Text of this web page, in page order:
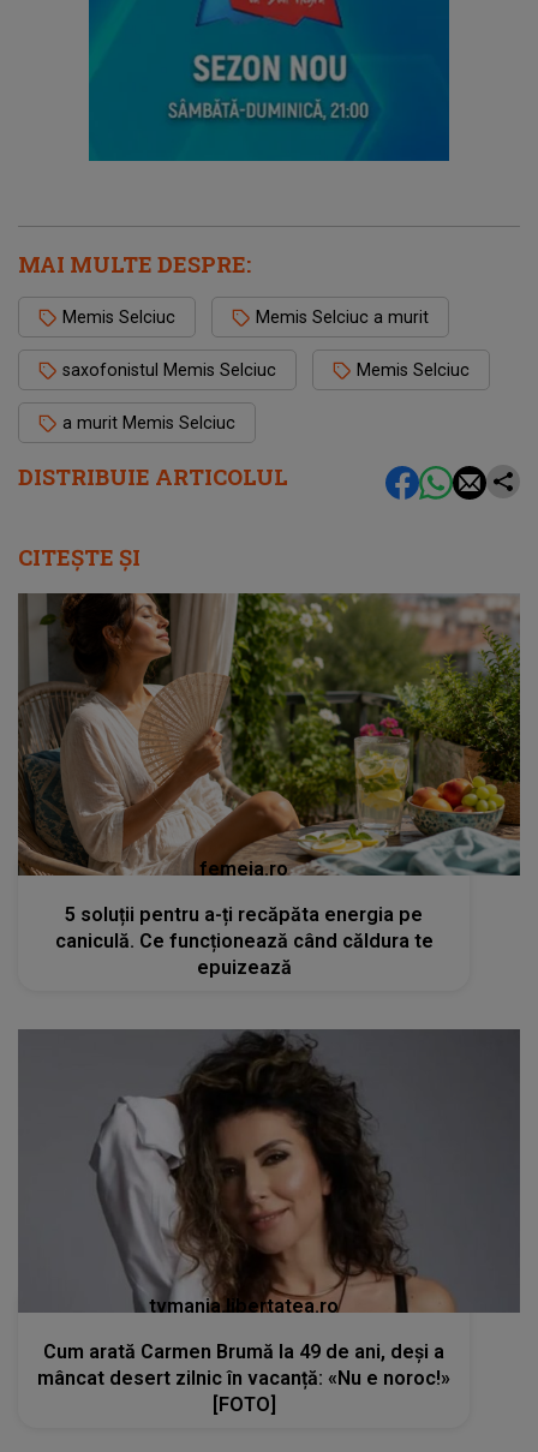
DISTRIBUIE ARTICOLUL
MAI MULTE DESPRE:
Memis Selciuc Memis Selciuc a murit
saxofonistul Memis Selciuc Memis Selciuc
a murit Memis Selciuc
CITEȘTE ȘI
femeia.ro
5 soluții pentru a-ți recăpăta energia pe
caniculă. Ce funcționează când căldura te
epuizează
tvmania.libertatea.ro
Cum arată Carmen Brumă la 49 de ani, deși a
mâncat desert zilnic în vacanță: «Nu e noroc!»
[FOTO]